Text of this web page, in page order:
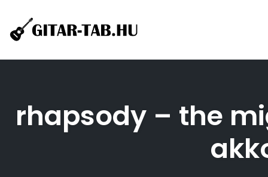
rhapsody – the